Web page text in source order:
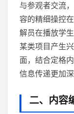
与参观者交流
容的精细操控
解员在播放学
某类项目产生
面，结合定格
信息传递更加深
二、内容